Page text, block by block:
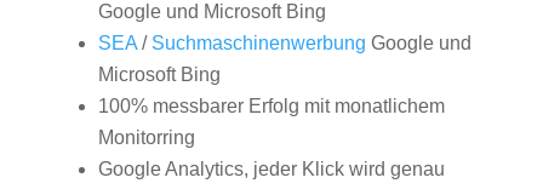
Google und Microsoft Bing
SEA/ Suchmaschinenwerbung Google und
Microsoft Bing
100% messbarer Erfolg mit monatlichem
Monitorring
Google Analytics, jeder Klick wird genau